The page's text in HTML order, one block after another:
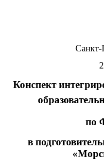
Санкт-
Конспект
по
в